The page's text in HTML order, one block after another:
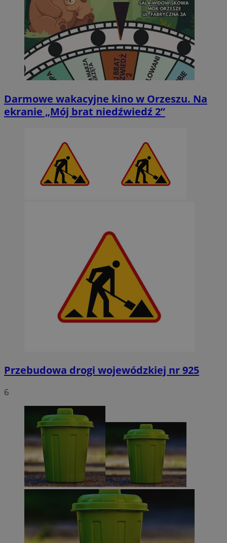
Darmowe wakacyjne kino w Orzeszu. Na
ekranie „Mój brat niedźwiedź 2”
Przebudowa drogi wojewódzkiej nr 925
6